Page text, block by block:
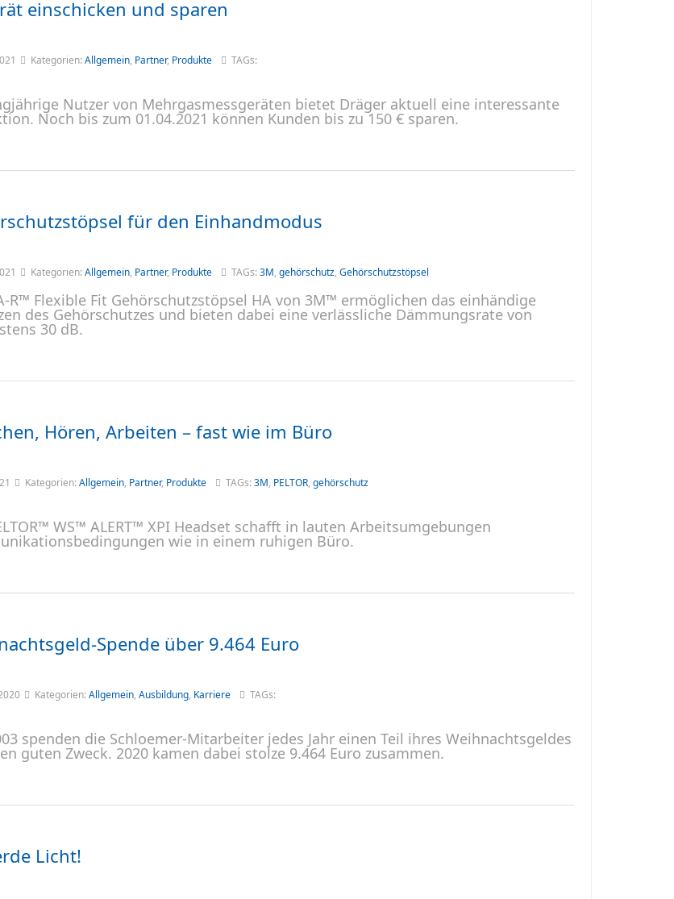
einschicken und sparen
Kategorien:Allgemein, Partner, Produkte TAGs:
Nutzer von Mehrgasmessgeräten bietet Dräger aktuell eine interessante
Noch bis zum 01.04.2021 können Kunden bis zu 150 € sparen.
für den Einhandmodus
Kategorien:Allgemein, Partner, Produkte TAGs:3M, gehörschutz, Gehörschutzstöpsel
R™ Flexible Fit Gehörschutzstöpsel HA von 3M™ ermöglichen das einhändige
des Gehörschutzes und bieten dabei eine verlässliche Dämmungsrate von
30 dB.
Hören, Arbeiten – fast wie im Büro
Kategorien:Allgemein, Partner, Produkte TAGs:3M, PELTOR, gehörschutz
WS™ ALERT™ XPI Headset schafft in lauten Arbeitsumgebungen
wie in einem ruhigen Büro.
Spende über 9.464 Euro
Kategorien:Allgemein, Ausbildung, Karriere TAGs:
spenden die Schloemer-Mitarbeiter jedes Jahr einen Teil ihres Weihnachtsgeldes
guten Zweck. 2020 kamen dabei stolze 9.464 Euro zusammen.
Licht!